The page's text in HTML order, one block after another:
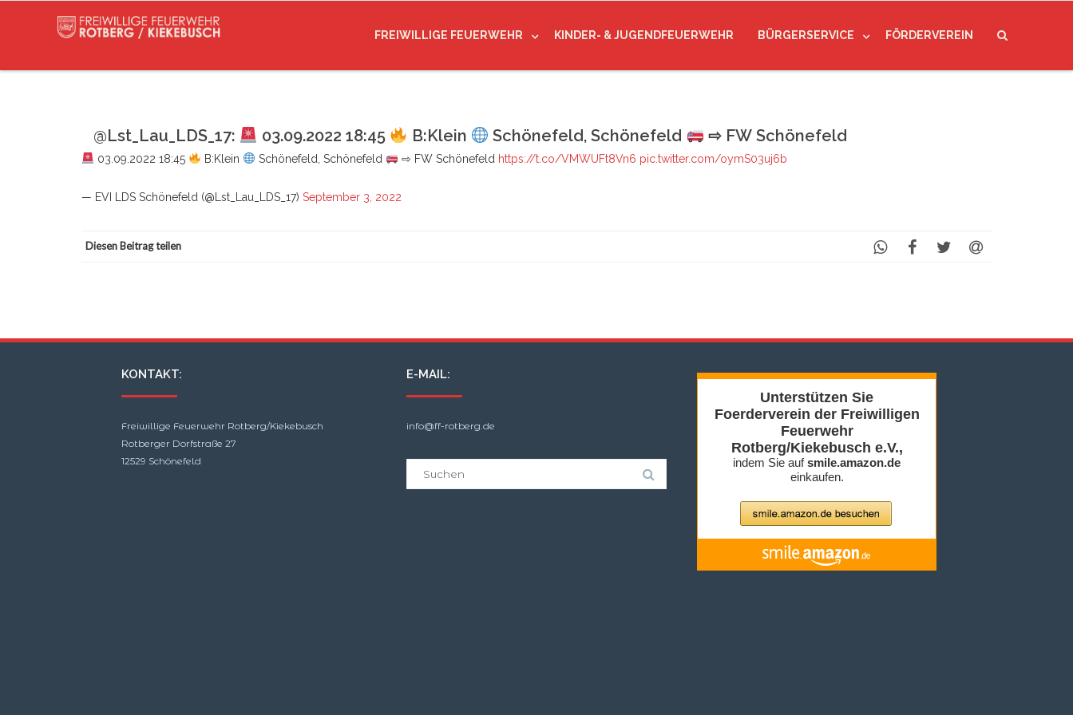
FREIWILLIGE FEUERWEHR KINDER- & JUGENDFEUERWEHR BÜRGERSERVICE FÖRDERVEREIN
@Lst_Lau_LDS_17: 03.09.2022 18:45 B:Klein Schönefeld, Schönefeld ⇨ FW Schönefeld
03.09.2022 18:45 B:Klein Schönefeld, Schönefeld ⇨ FW Schönefeld https://t.co/VMWUFt8Vn6 pic.twitter.com/oymS03uj6b
— EVI LDS Schönefeld (@Lst_Lau_LDS_17) September 3, 2022
Diesen Beitrag teilen
KONTAKT:
Freiwillige Feuerwehr Rotberg/Kiekebusch
Rotberger Dorfstraße 27
12529 Schönefeld
E-MAIL:
info@ff-rotberg.de